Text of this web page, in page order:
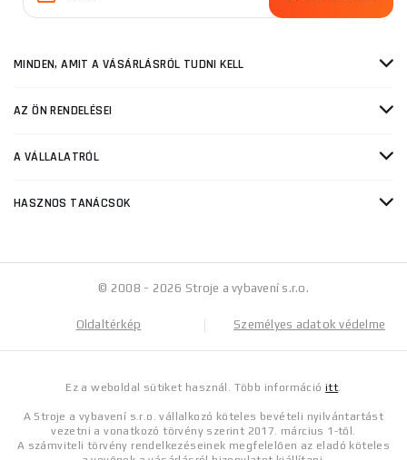
MINDEN, AMIT A VÁSÁRLÁSRÓL TUDNI KELL
AZ ÖN RENDELÉSEI
A VÁLLALATRÓL
HASZNOS TANÁCSOK
© 2008 - 2026 Stroje a vybavení s.r.o.
Oldaltérkép Személyes adatok védelme
Ez a weboldal sütiket használ. Több információitt.
A Stroje a vybavení s.r.o. vállalkozó köteles bevételi nyilvántartást
vezetni a vonatkozó törvény szerint 2017. március 1-től.
A számviteli törvény rendelkezéseinek megfelelően az eladó köteles